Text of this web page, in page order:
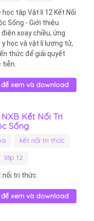
học tập Vật lí 12 Kết Nối
Sống - Giới thiệu
xoay chiều, ứng
học và vật lí lượng tử,
thức để giải quyết
để xem và download
Kết Nối Tri
Sống
kết nối tri thức
lớp 12
nối tri thức
để xem và download